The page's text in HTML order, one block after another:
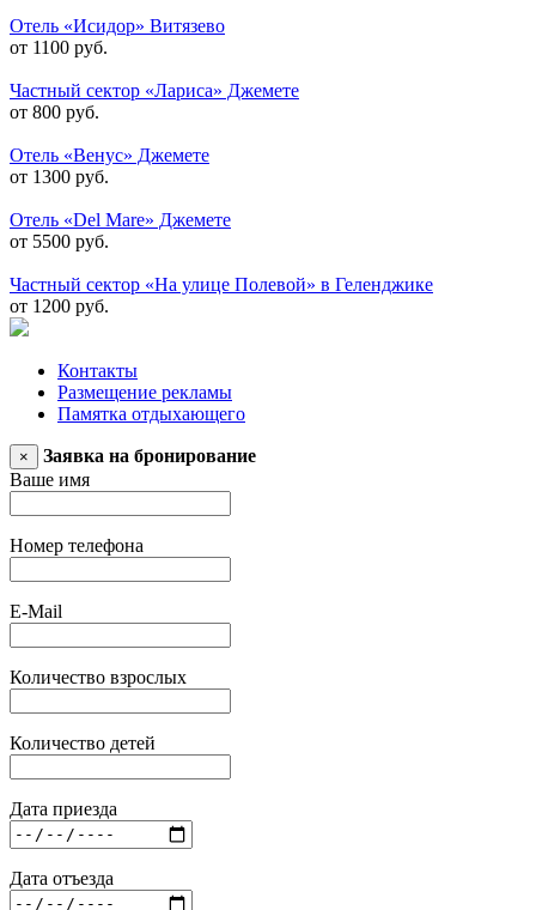
Отель «Исидор» Витязево
от 1100 руб.
Частный сектор «Лариса» Джемете
от 800 руб.
Отель «Венус» Джемете
от 1300 руб.
Отель «Del Mare» Джемете
от 5500 руб.
Частный сектор «На улице Полевой» в Геленджике
от 1200 руб.
Контакты
Размещение рекламы
Памятка отдыхающего
×
Заявка на бронирование
Ваше имя
Номер телефона
E-Mail
Количество взрослых
Количество детей
Дата приезда
Дата отъезда